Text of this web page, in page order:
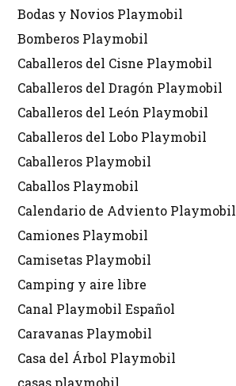
Bodas y Novios Playmobil
Bomberos Playmobil
Caballeros del Cisne Playmobil
Caballeros del Dragón Playmobil
Caballeros del León Playmobil
Caballeros del Lobo Playmobil
Caballeros Playmobil
Caballos Playmobil
Calendario de Adviento Playmobil
Camiones Playmobil
Camisetas Playmobil
Camping y aire libre
Canal Playmobil Español
Caravanas Playmobil
Casa del Árbol Playmobil
casas playmobil